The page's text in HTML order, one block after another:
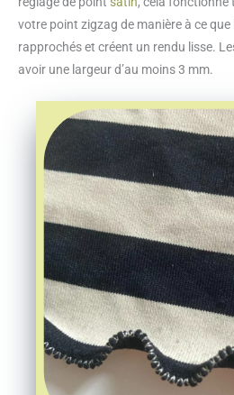
votre point zigzag de manière à ce
rapprochés et créent un rendu lisse.
avoir une largeur d’au moins 3 mm.